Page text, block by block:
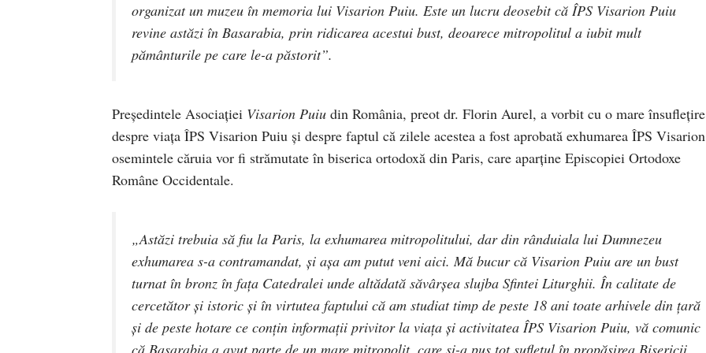
organizat un muzeu în memoria lui Visarion Puiu. Este un lucru deosebit că ÎPS Visarion Puiu
revine astăzi în Basarabia, prin ridicarea acestui bust, deoarece mitropolitul a iubit mult
pământurile pe care le-a păstorit”.
Preşedintele Asociaţiei Visarion Puiu din România, preot dr. Florin Aurel, a vorbit cu o mare însufleţire
despre viaţa ÎPS Visarion Puiu şi despre faptul că zilele acestea a fost aprobată exhumarea ÎPS
osemintele căruia vor fi strămutate în biserica ortodoxă din Paris, care aparţine Episcopiei Ortodoxe
Române Occidentale.
„Astăzi trebuia să fiu la Paris, la exhumarea mitropolitului, dar din rânduiala lui Dumnezeu
exhumarea s-a contramandat, şi aşa am putut veni aici. Mă bucur că Visarion Puiu are un bust
turnat în bronz în faţa Catedralei unde altădată săvârşea slujba Sfintei Liturghii. În calitate de
cercetător şi istoric şi în virtutea faptului că am studiat timp de peste 18 ani toate arhivele din ţară
şi de peste hotare ce conţin informaţii privitor la viaţa şi activitatea ÎPS Visarion Puiu, vă comunic